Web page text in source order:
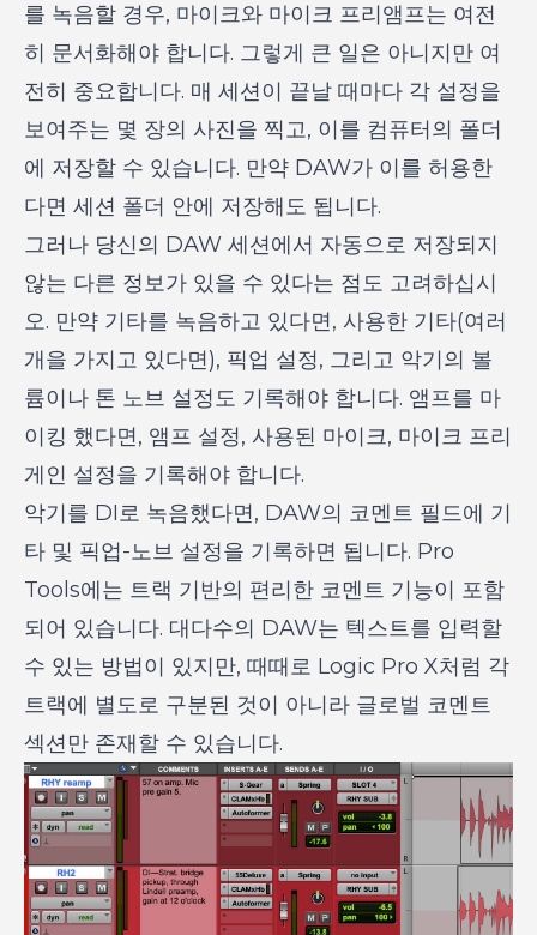
를 녹음할 경우, 마이크와 마이크 프리앰프는 여전
히 문서화해야 합니다. 그렇게 큰 일은 아니지만 여
전히 중요합니다. 매 세션이 끝날 때마다 각 설정을
보여주는 몇 장의 사진을 찍고, 이를 컴퓨터의 폴더
에 저장할 수 있습니다. 만약 DAW가 이를 허용한
다면 세션 폴더 안에 저장해도 됩니다.
그러나 당신의 DAW 세션에서 자동으로 저장되지
않는 다른 정보가 있을 수 있다는 점도 고려하십시
오. 만약 기타를 녹음하고 있다면, 사용한 기타(여러
개을 가지고 있다면), 픽업 설정, 그리고 악기의 볼
륨이나 톤 노브 설정도 기록해야 합니다. 앰프를 마
이킹 했다면, 앰프 설정, 사용된 마이크, 마이크 프리
게인 설정을 기록해야 합니다.
악기를 DI로 녹음했다면, DAW의 코멘트 필드에 기
타 및 픽업-노브 설정을 기록하면 됩니다. Pro
Tools에는 트랙 기반의 편리한 코멘트 기능이 포함
되어 있습니다. 대다수의 DAW는 텍스트를 입력할
수 있는 방법이 있지만, 때때로 Logic Pro X처럼 각
트랙에 별도로 구분된 것이 아니라 글로벌 코멘트
섹션만 존재할 수 있습니다.